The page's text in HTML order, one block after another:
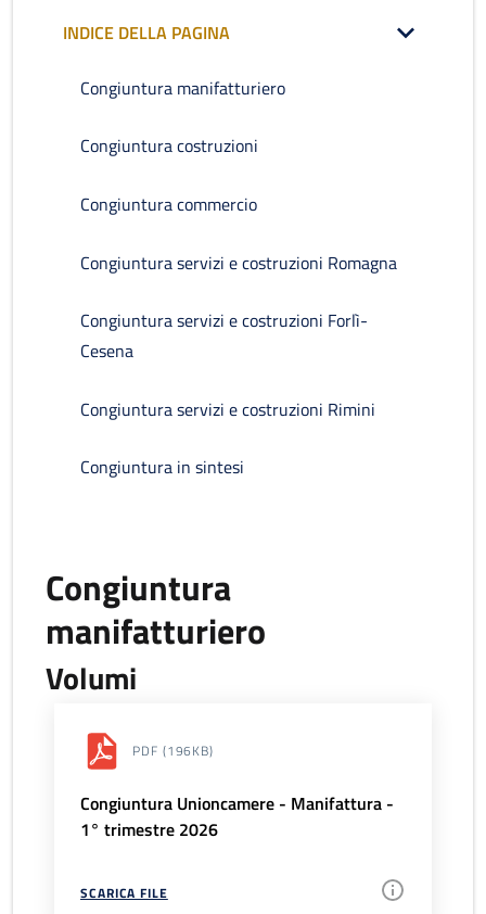
INDICE DELLA PAGINA
Congiuntura manifatturiero
Congiuntura costruzioni
Congiuntura commercio
Congiuntura servizi e costruzioni Romagna
Congiuntura servizi e costruzioni Forlì-
Cesena
Congiuntura servizi e costruzioni Rimini
Congiuntura in sintesi
Congiuntura
manifatturiero
Volumi
PDF (196KB)
Congiuntura Unioncamere - Manifattura -
1° trimestre 2026
SCARICA FILE